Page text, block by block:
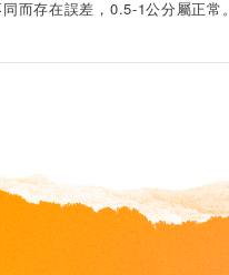
而存在誤差，0.5-1公分屬正